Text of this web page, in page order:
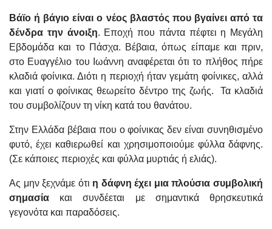
Βάϊο ή βάγιο είναι ο νέος βλαστός που βγαίνει από τα
δένδρα την άνοιξη. Εποχή που πάντα πέφτει η Μεγάλη
Εβδομάδα και το Πάσχα. Βέβαια, όπως είπαμε και πριν,
στο Ευαγγέλιο του Ιωάννη αναφέρεται ότι το πλήθος πήρε
κλαδιά φοίνικα. Διότι η περιοχή ήταν γεμάτη φοίνικες, αλλά
και γιατί ο φοίνικας θεωρείτο δέντρο της ζωής. Τα κλαδιά
του συμβολίζουν τη νίκη κατά του θανάτου.
Στην Ελλάδα βέβαια που ο φοίνικας δεν είναι συνηθισμένο
φυτό, έχει καθιερωθεί και χρησιμοποιούμε φύλλα δάφνης.
(Σε κάποιες περιοχές και φύλλα μυρτιάς ή ελιάς).
Ας μην ξεχνάμε ότι η δάφνη έχει μια πλούσια συμβολική
σημασία και συνδέεται με σημαντικά θρησκευτικά
γεγονότα και παραδόσεις.